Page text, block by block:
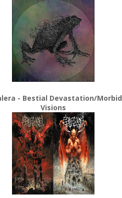
- Bestial Devastation/Morbid
Visions